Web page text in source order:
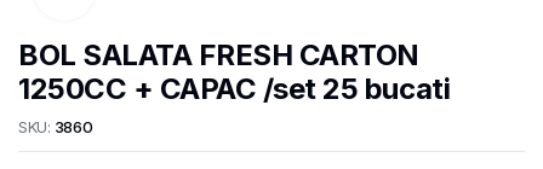
BOL SALATA FRESH CARTON
1250CC + CAPAC /set 25 bucati
SKU: 3860